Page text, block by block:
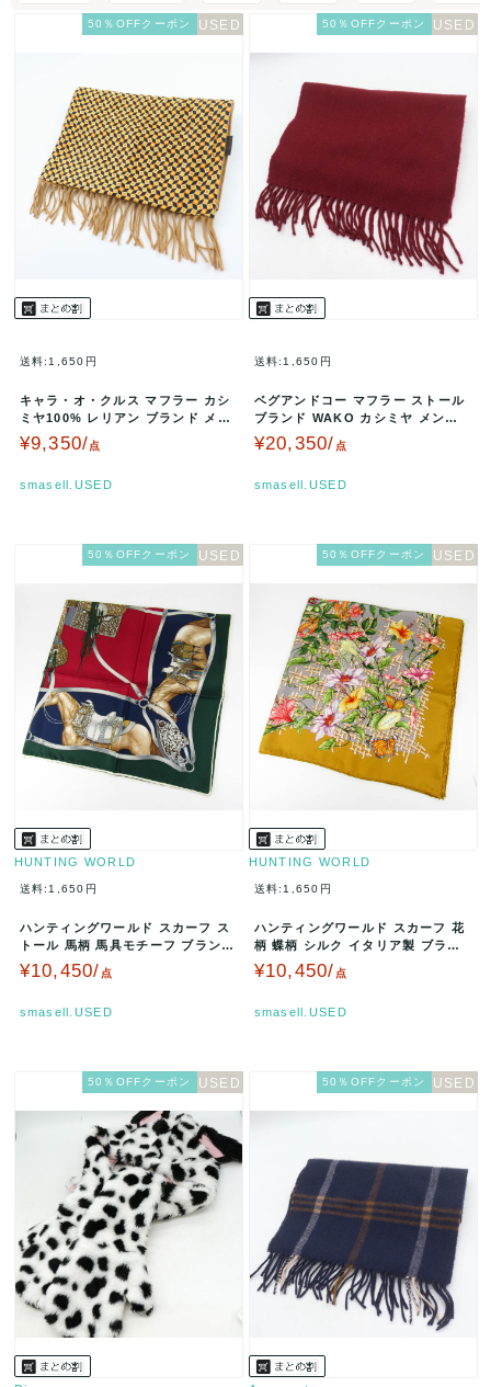
50％OFFクーポン
送料:1,650円
キャラ・オ・クルス マフラー カシ
ミヤ100% レリアン ブランド メン
ズ ネイビー×オレンジ CA…
¥9,350/点
smasell.USED
50％OFFクーポン
送料:1,650円
ベグアンドコー マフラー ストール
ブランド WAKO カシミヤ メンズ
レディース ボルドー Be…
¥20,350/ 点
smasell.USED
50％OFFクーポン
HUNTING WORLD
送料:1,650円
ハンティングワールド スカーフ ス
トール 馬柄 馬具モチーフ ブランド
小物 レディース マルチカラ…
¥10,450/ 点
smasell.USED
50％OFFクーポン
HUNTING WORLD
送料:1,650円
ハンティングワールド スカーフ 花
柄 蝶柄 シルク イタリア製 ブラン
ド 小物 レディース カーキ …
¥10,450/ 点
smasell.USED
50％OFFクーポン 50％OFFクーポン